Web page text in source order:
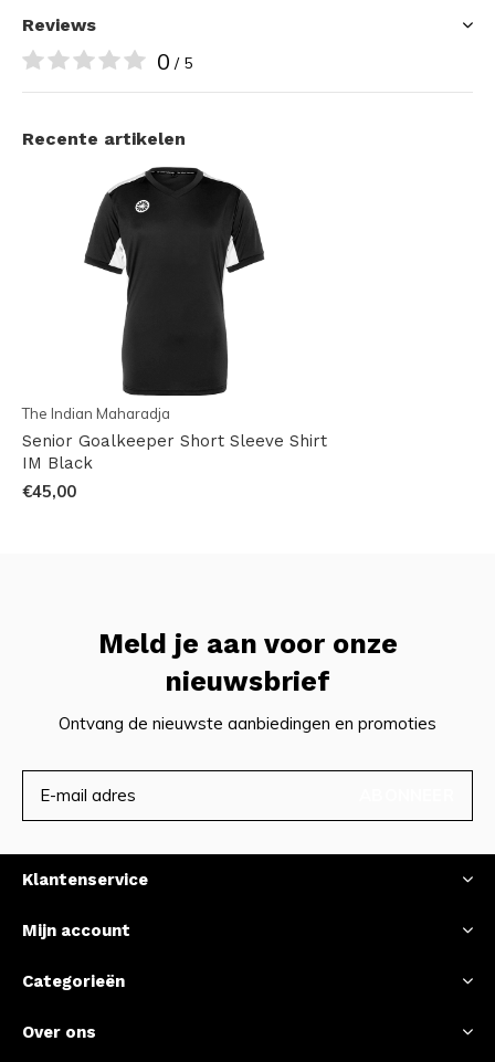
Reviews
0 / 5
Recente artikelen
The Indian Maharadja
Senior Goalkeeper Short Sleeve Shirt
IM Black
€45,00
Meld je aan voor onze
nieuwsbrief
Ontvang de nieuwste aanbiedingen en promoties
Klantenservice
Mijn account
Categorieën
Over ons